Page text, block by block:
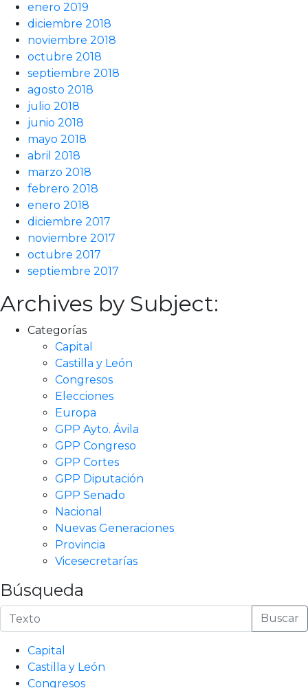
enero 2019
diciembre 2018
noviembre 2018
octubre 2018
septiembre 2018
agosto 2018
julio 2018
junio 2018
mayo 2018
abril 2018
marzo 2018
febrero 2018
enero 2018
diciembre 2017
noviembre 2017
octubre 2017
septiembre 2017
Archives by Subject:
Categorías
Capital
Castilla y León
Congresos
Elecciones
Europa
GPP Ayto. Ávila
GPP Congreso
GPP Cortes
GPP Diputación
GPP Senado
Nacional
Nuevas Generaciones
Provincia
Vicesecretarías
Búsqueda
Buscar
Capital
Castilla y León
Congresos